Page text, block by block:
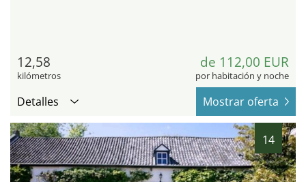
12,58
kilómetros
de 112,00 EUR
por habitación y noche
Detalles Mostrar oferta
14